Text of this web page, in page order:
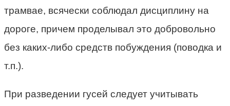
трамвае, всячески соблюдал дисциплину на
дороге, причем проделывал это добровольно
без каких-либо средств побуждения (поводка и
т.п.).
При разведении гусей следует учитывать